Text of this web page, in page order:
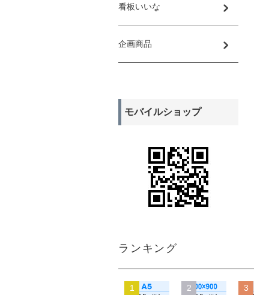
看板いいな
企画商品
モバイルショップ
ランキング
1 2 3